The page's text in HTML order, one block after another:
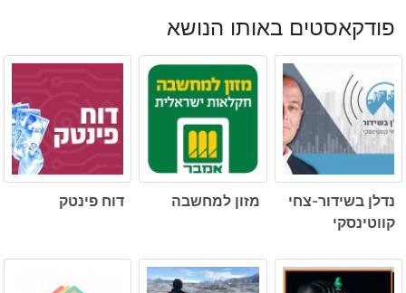
פודקאסטים באותו הנושא
נדלן בשידור-צחי
קווטינסקי
מזון למחשבה דוח פינטק